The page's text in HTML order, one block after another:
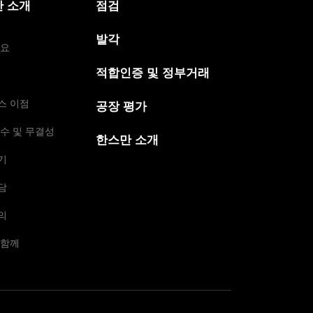
소개
이점
및 무결성
께
점검
발각
적합인증 및 정부거래
공장 평가
한스만 소개